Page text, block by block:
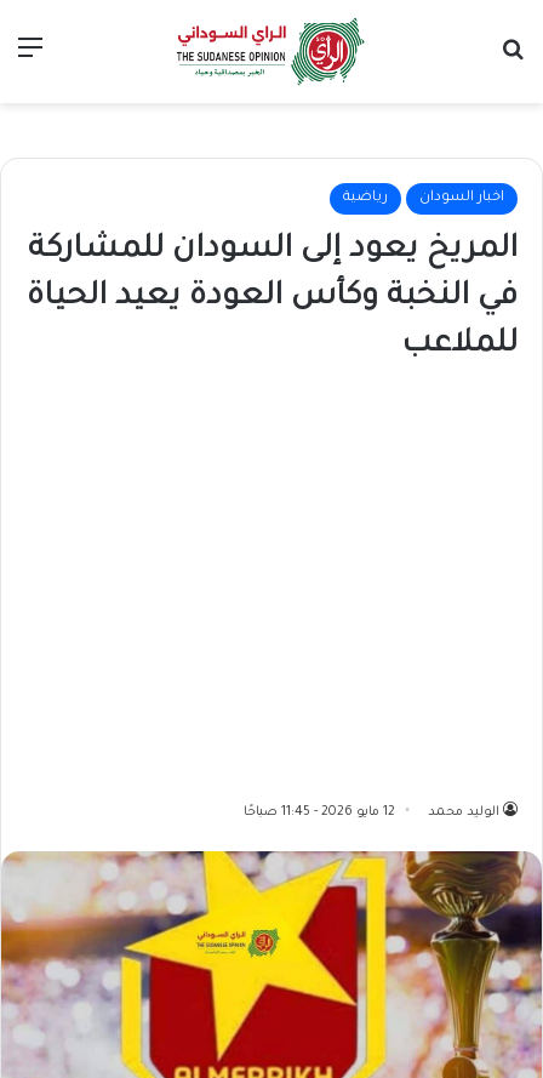
اخبار السودان رياضية
المريخ يعود إلى السودان للمشاركة
في النخبة وكأس العودة يعيد الحياة
للملاعب
الوليد محمد 12 مايو 2026 - 11:45 صباحًا